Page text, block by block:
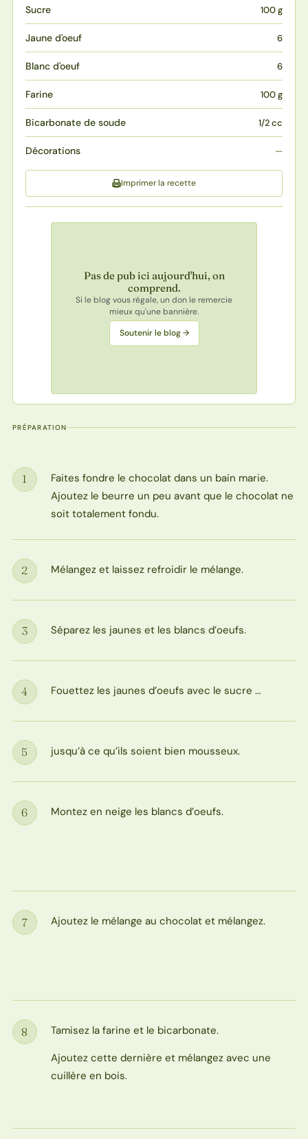
Sucre 100 g
Jaune d'oeuf 6
Blanc d'oeuf 6
Farine 100 g
Bicarbonate de soude 1/2 cc
Décorations —
Imprimer la recette
Pas de pub ici aujourd'hui, on
comprend.
Si le blog vous régale, un don le remercie
mieux qu'une bannière.
Soutenir le blog →
PRÉPARATION
Étape
1
Faites fondre le chocolat dans un bain marie.
Ajoutez le beurre un peu avant que le chocolat ne
soit totalement fondu.
Étape
2 Mélangez et laissez refroidir le mélange.
Étape
3 Séparez les jaunes et les blancs d’oeufs.
Étape
4 Fouettez les jaunes d’oeufs avec le sucre …
Étape
5 jusqu’à ce qu’ils soient bien mousseux.
Étape
6 Montez en neige les blancs d’oeufs.
Étape
7 Ajoutez le mélange au chocolat et mélangez.
Étape
8
Tamisez la farine et le bicarbonate.
Ajoutez cette dernière et mélangez avec une
cuillère en bois.